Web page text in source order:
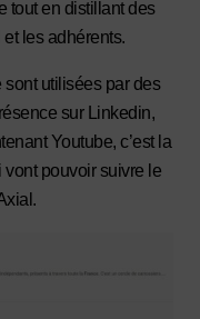
tout en distillant des
les adhérents.
sont utilisées par des
sur Linkedin,
Youtube, c’est la
pouvoir suivre le